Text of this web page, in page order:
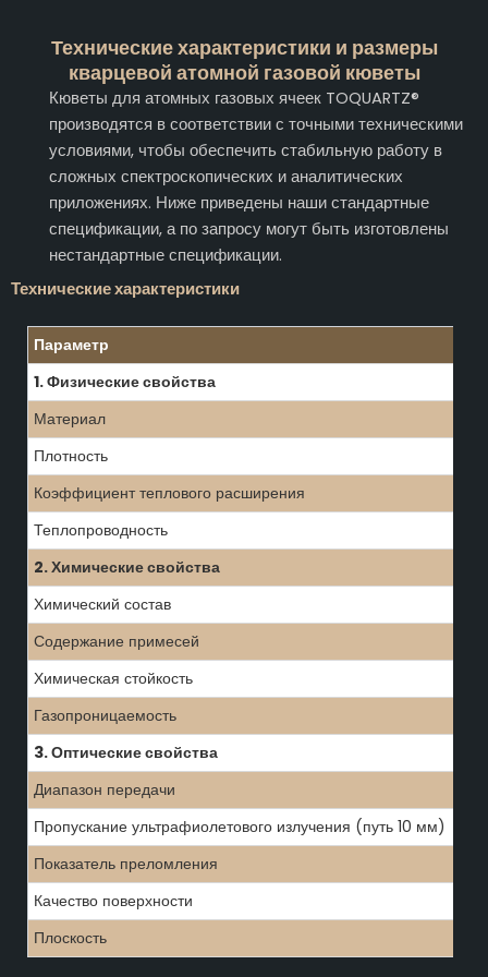
Технические характеристики и размеры
кварцевой атомной газовой кюветы
Кюветы для атомных газовых ячеек TOQUARTZ®
производятся в соответствии с точными техническими
условиями, чтобы обеспечить стабильную работу в
сложных спектроскопических и аналитических
приложениях. Ниже приведены наши стандартные
спецификации, а по запросу могут быть изготовлены
нестандартные спецификации.
Технические характеристики
Параметр
1. Физические свойства
Материал
Плотность
Коэффициент теплового расширения
Теплопроводность
2. Химические свойства
Химический состав
Содержание примесей
Химическая стойкость
Газопроницаемость
3. Оптические свойства
Диапазон передачи
Пропускание ультрафиолетового излучения (путь 10 мм)
Показатель преломления
Качество поверхности
Плоскость